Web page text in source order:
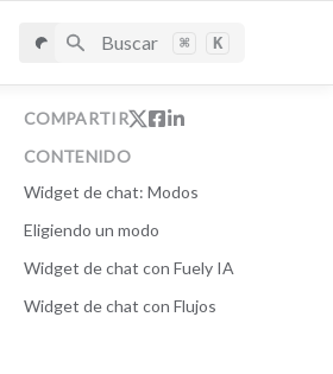
Buscar ⌘ K
COMPARTIR
CONTENIDO
Widget de chat: Modos
Eligiendo un modo
Widget de chat con Fuely IA
Widget de chat con Flujos